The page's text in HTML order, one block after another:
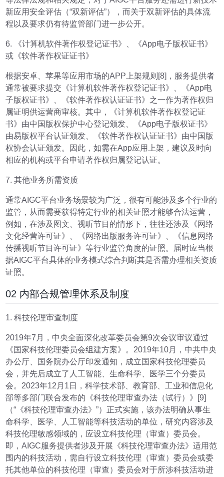
新应用安全评估（“双新评估”），而关于双新评估的具体流
程以及要求仍有待监管部门进一步公开。
6. 《计算机软件著作权登记证书》、《App电子版权证书》
或《软件著作权证证书》
根据安卓、苹果等应用市场的APP上架规则[8]，服务提供者
通常被要求提交《计算机软件著作权登记证书》、《App电
子版权证书》、《软件著作权认证证书》之一作为著作权归
属证明供运营商审核。其中，《计算机软件著作权登记证
书》由中国版权保护中心登记颁发、《App电子版权证书》
由易版权平台认证颁发、《软件著作权认证证书》由中国版
权协会认证颁发。因此，如需在App应用上架，建议及时向
相应的机构或平台申请著作权归属登记认证。
7. 其他业务所需资质
通常AIGC平台业务场景较为广泛，很有可能涉及多个行业的
监管，从而需要获得特定行业的相关证照才能够合法运营，
例如，在涉及图文、视听节目的情形下，往往还涉及《网络
文化经营许可证》、《网络出版服务许可证》、《信息网络
传播视听节目许可证》等行业监管角度的证照。届时应当根
据AIGC平台具体的业务模式综合判断其是否需办理相关资质
证照。
02 内部合规管理体系及制度
1. 科技伦理审查制度
2019年7月，中央全面深化改革委员会第9次会议审议通过
《国家科技伦理委员会组建方案》。2019年10月，中共中央
办公厅、国务院办公厅印发通知，成立国家科技伦理委员
会，并先后成立了人工智能、生命科学、医学三个分委员
会。2023年12月1日，科学技术部、教育部、工业和信息化
部等多部门联合发布的《科技伦理审查办法（试行）》[9]
（“《科技伦理审查办法》”）正式实施，该办法明确从事生
命科学、医学、人工智能等科技活动的单位，研究内容涉及
科技伦理敏感领域的，应设立科技伦理（审查）委员会。
即，AIGC服务提供者涉及开展《科技伦理审查办法》适用范
围内的科技活动，需自行设立科技伦理（审查）委员会或委
托其他单位的科技伦理（审查）委员会对于所涉科技活动进